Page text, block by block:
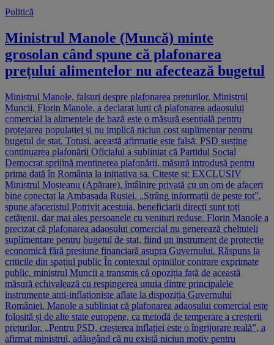
Politică
Ministrul Manole (Muncă) minte
grosolan când spune că plafonarea
prețului alimentelor nu afectează bugetul
Ministrul Manole, falsuri despre plafonarea prețurilor. Ministrul
Muncii, Florin Manole, a declarat luni că plafonarea adaosului
comercial la alimentele de bază este o măsură esențială pentru
protejarea populației și nu implică niciun cost suplimentar pentru
bugetul de stat. Totuși, această afirmație este falsă. PSD susține
continuarea plafonării Oficialul a subliniat că Partidul Social
Democrat sprijină menținerea plafonării, măsură introdusă pentru
prima dată în România la inițiativa sa. Citește și: EXCLUSIV
Ministrul Moșteanu (Apărare), întâlnire privată cu un om de afaceri
bine conectat la Ambasada Rusiei. „Strâng informații de peste tot”,
spune afaceristul Potrivit acestuia, beneficiarii direcți sunt toți
cetățenii, dar mai ales persoanele cu venituri reduse. Florin Manole a
precizat că plafonarea adaosului comercial nu generează cheltuieli
suplimentare pentru bugetul de stat, fiind un instrument de protecție
economică fără presiune financiară asupra Guvernului. Răspuns la
criticile din spațiul public În contextul opiniilor contrare exprimate
public, ministrul Muncii a transmis că opoziția față de această
măsură echivalează cu respingerea unuia dintre principalele
instrumente anti-inflaționiste aflate la dispoziția Guvernului
României. Manole a subliniat că plafonarea adaosului comercial este
folosită și de alte state europene, ca metodă de temperare a creșterii
prețurilor. „Pentru PSD, creșterea inflației este o îngrijorare reală”, a
afirmat ministrul, adăugând că nu există niciun motiv pentru